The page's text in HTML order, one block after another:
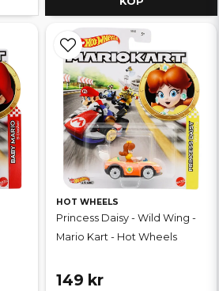
HOT WHEELS
Princess Daisy - Wild Wing -
Mario Kart - Hot Wheels
149 kr